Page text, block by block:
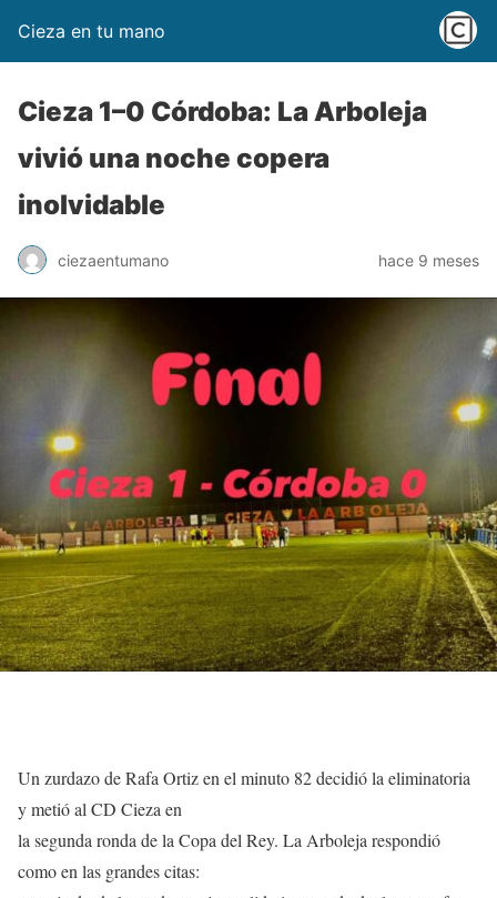
Cieza en tu mano
Cieza 1–0 Córdoba: La Arboleja
vivió una noche copera
inolvidable
ciezaentumano hace 9 meses
Un zurdazo de Rafa Ortiz en el minuto 82 decidió la eliminatoria
y metió al CD Cieza en
la segunda ronda de la Copa del Rey. La Arboleja respondió
como en las grandes citas: